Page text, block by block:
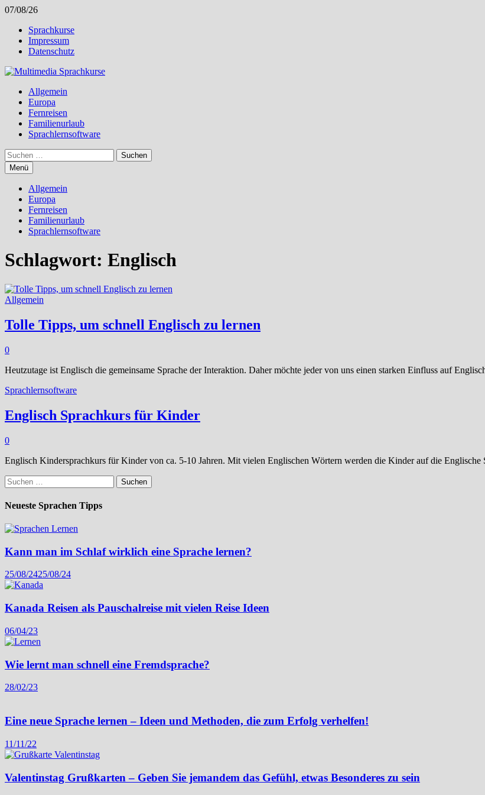
Zum
springen
07/08/26
Sprachkurse
Impressum
Datenschutz
Allgemein
Europa
Fernreisen
Familienurlaub
Sprachlernsoftware
Suchen
nach:
Menü
Allgemein
Europa
Fernreisen
Familienurlaub
Sprachlernsoftware
Schlagwort: Englisch
Allgemein
Tolle Tipps, um schnell Englisch zu lernen
0
Heutzutage ist Englisch die gemeinsame Sprache der Interaktion. Daher möchte jeder von uns einen starken Einfluss auf
Sprachlernsoftware
Englisch Sprachkurs für Kinder
0
Englisch Kindersprachkurs für Kinder von ca. 5-10 Jahren. Mit vielen Englischen Wörtern werden die Kinder auf die
Suchen
nach:
Neueste Sprachen Tipps
Kann man im Schlaf wirklich eine Sprache lernen?
25/08/2425/08/24
Kanada Reisen als Pauschalreise mit vielen Reise Ideen
06/04/23
Wie lernt man schnell eine Fremdsprache?
28/02/23
Eine neue Sprache lernen – Ideen und Methoden, die zum Erfolg verhelfen!
11/11/22
Valentinstag Grußkarten – Geben Sie jemandem das Gefühl, etwas Besonderes zu sein